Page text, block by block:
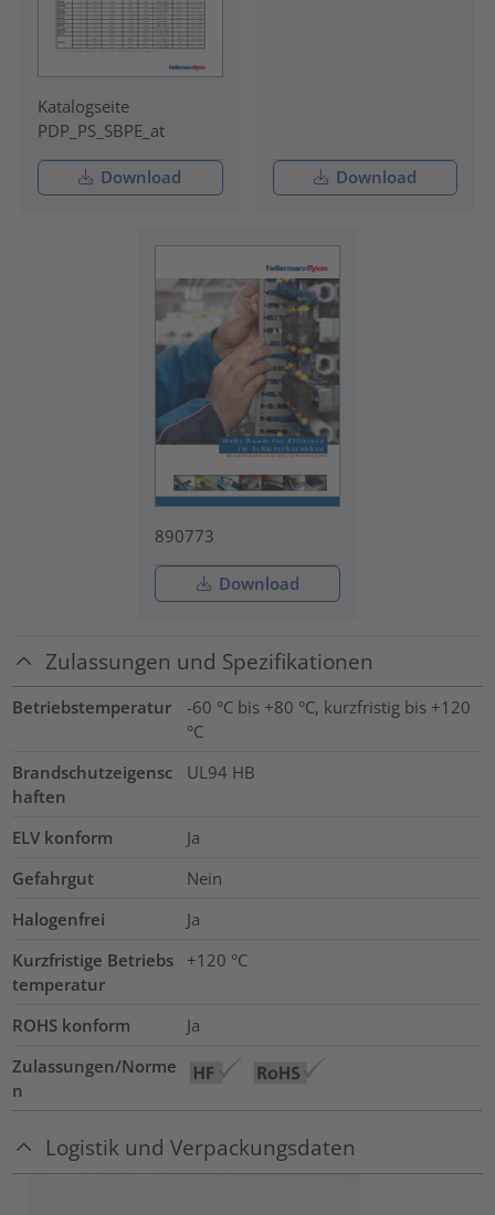
Katalogseite
PDP_PS_SBPE_at
Download Download
890773
Download
Zulassungen und Spezifikationen
Betriebstemperatur
-60 °C bis +80 °C, kurzfristig bis +120
°C
Brandschutzeigensc
haften
UL94 HB
ELV konform
Ja
Gefahrgut
Nein
Halogenfrei
Ja
Kurzfristige Betriebs
temperatur
+120 °C
ROHS konform
Ja
Zulassungen/Norme
n
Logistik und Verpackungsdaten